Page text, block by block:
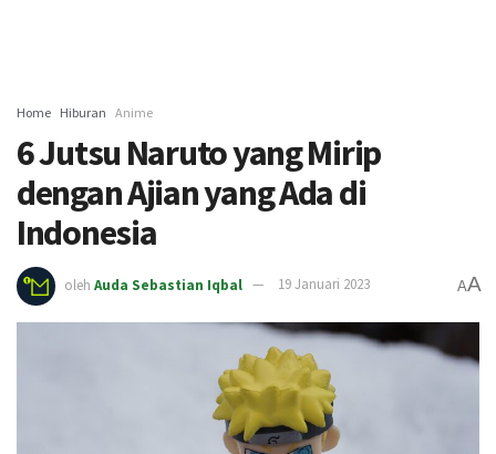
Home Hiburan Anime
6 Jutsu Naruto yang Mirip
dengan Ajian yang Ada di
Indonesia
oleh Auda Sebastian Iqbal 19 Januari 2023 AA